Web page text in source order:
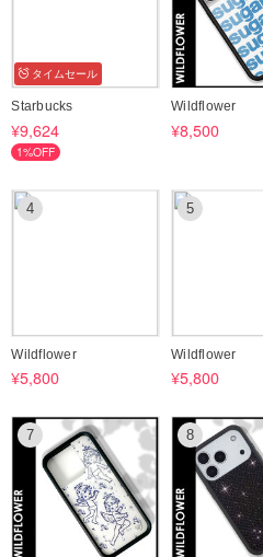
・ホリデーシーズンは郵便物増加に
りも高くなる可能性が考えられます
タイムセール
Starbucks
¥9,624
1%OFF
Wildflower
¥8,500
4
Wildflower
¥5,800
5
Wildflower
¥5,800
7 8